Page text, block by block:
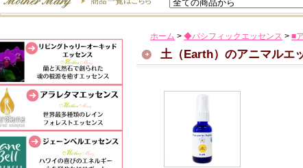
ホーム > ◆パシフィックエッセンス > ■
土（Earth）のアニマルエ